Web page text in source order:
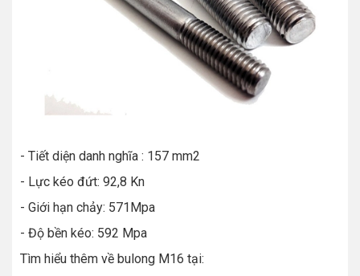
- Tiết diện danh nghĩa : 157 mm2
- Lực kéo đứt: 92,8 Kn
- Giới hạn chảy: 571Mpa
- Độ bền kéo: 592 Mpa
Tìm hiểu thêm về bulong M16 tại: